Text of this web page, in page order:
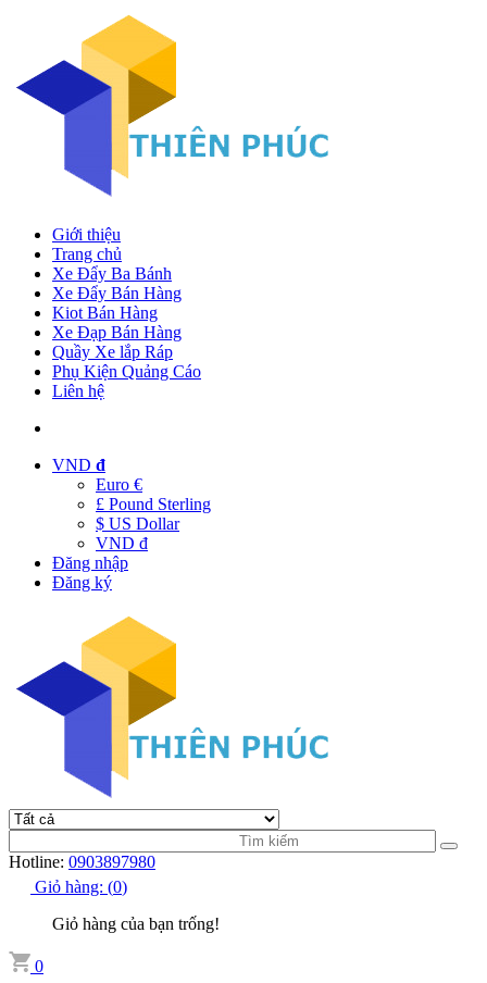
Giới thiệu
Trang chủ
Xe Đẩy Ba Bánh
Xe Đẩy Bán Hàng
Kiot Bán Hàng
Xe Đạp Bán Hàng
Quầy Xe lắp Ráp
Phụ Kiện Quảng Cáo
Liên hệ
VND đ
Euro €
£ Pound Sterling
$ US Dollar
VND đ
Đăng nhập
Đăng ký
Hotline: 0903897980
Giỏ hàng: (0)
Giỏ hàng của bạn trống!
0